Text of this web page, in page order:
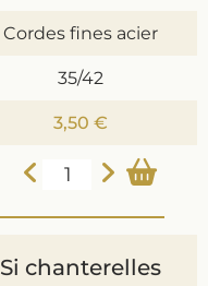
Cordes fines acier
35/42
3,50 €
Si chanterelles